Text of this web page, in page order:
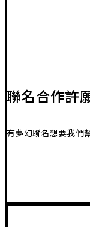
聯名合作許
有夢幻聯名想要我們